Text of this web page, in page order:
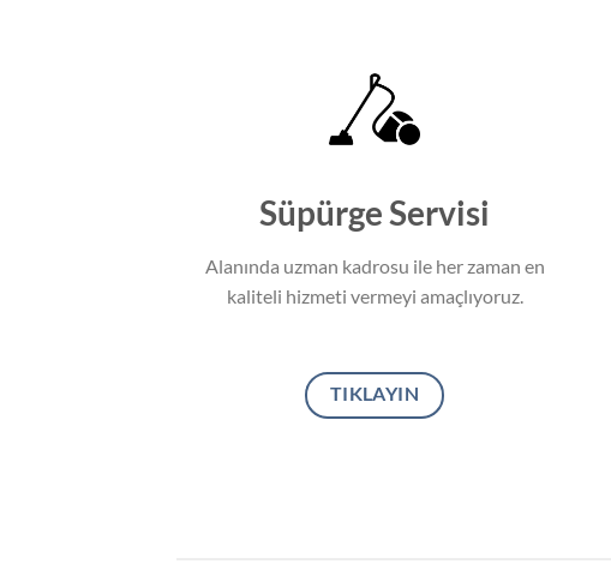
Süpürge Servisi
Alanında uzman kadrosu ile her zaman en
kaliteli hizmeti vermeyi amaçlıyoruz.
TIKLAYIN